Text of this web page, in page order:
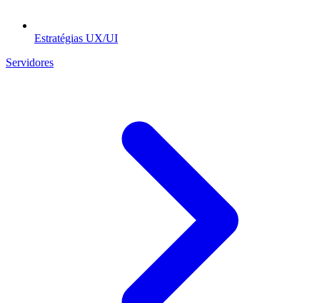
Estratégias UX/UI
Servidores